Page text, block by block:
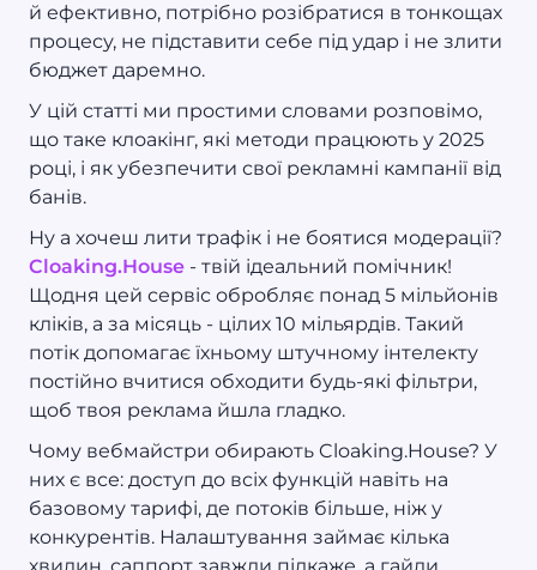
й ефективно, потрібно розібратися в тонкощах
процесу, не підставити себе під удар і не злити
бюджет даремно.
У цій статті ми простими словами розповімо,
що таке клоакінг, які методи працюють у 2025
році, і як убезпечити свої рекламні кампанії від
банів.
Ну а хочеш лити трафік і не боятися модерації?
Cloaking.House - твій ідеальний помічник!
Щодня цей сервіс обробляє понад 5 мільйонів
кліків, а за місяць - цілих 10 мільярдів. Такий
потік допомагає їхньому штучному інтелекту
постійно вчитися обходити будь-які фільтри,
щоб твоя реклама йшла гладко.
Чому вебмайстри обирають Cloaking.House? У
них є все: доступ до всіх функцій навіть на
базовому тарифі, де потоків більше, ніж у
конкурентів. Налаштування займає кілька